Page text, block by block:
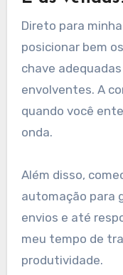
Direto para
posicionar bem
chave
envolventes. A
quando você
onda.
Além disso,
automação para
envios e até
meu tempo de
produtividade.